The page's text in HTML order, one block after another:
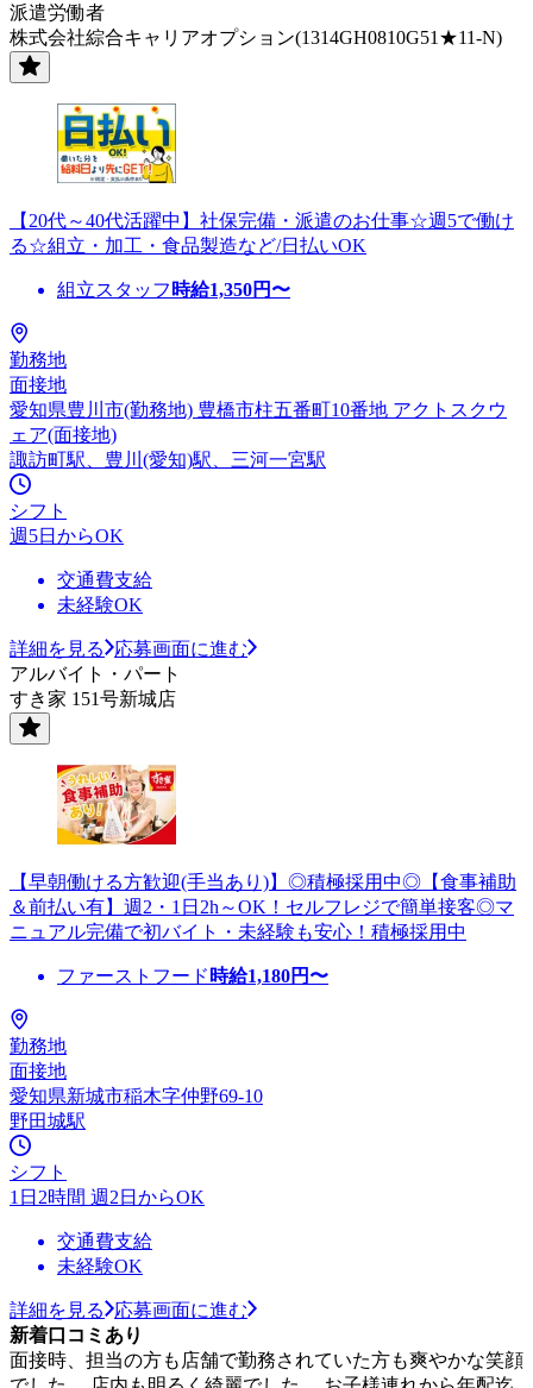
派遣労働者
株式会社綜合キャリアオプション(1314GH0810G51★11-N)
【20代～40代活躍中】社保完備・派遣のお仕事☆週5で働け
る☆組立・加工・食品製造など/日払いOK
組立スタッフ 時給1,350円〜
勤務地
面接地
愛知県豊川市(勤務地) 豊橋市柱五番町10番地 アクトスクウ
ェア(面接地)
諏訪町駅、豊川(愛知)駅、三河一宮駅
シフト
週5日からOK
交通費支給
未経験OK
詳細を見る
応募画面に進む
アルバイト・パート
すき家 151号新城店
【早朝働ける方歓迎(手当あり)】◎積極採用中◎【食事補助
＆前払い有】週2・1日2h～OK！セルフレジで簡単接客◎マ
ニュアル完備で初バイト・未経験も安心！積極採用中
ファーストフード 時給1,180円〜
勤務地
面接地
愛知県新城市稲木字仲野69-10
野田城駅
シフト
1日2時間 週2日からOK
交通費支給
未経験OK
詳細を見る
応募画面に進む
新着口コミあり
面接時、担当の方も店舗で勤務されていた方も爽やかな笑顔